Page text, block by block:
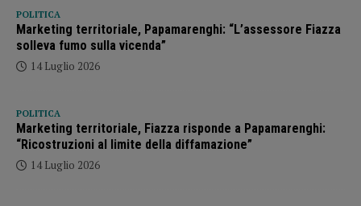
POLITICA
Marketing territoriale, Papamarenghi: “L’assessore Fiazza
solleva fumo sulla vicenda”
14 Luglio 2026
POLITICA
Marketing territoriale, Fiazza risponde a Papamarenghi:
“Ricostruzioni al limite della diffamazione”
14 Luglio 2026